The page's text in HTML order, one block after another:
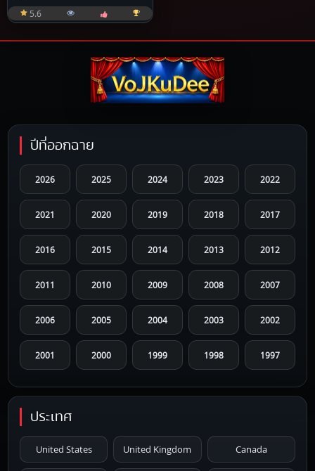
5.6
ปีที่ออกฉาย
2026 2025 2024 2023 2022
2021 2020 2019 2018 2017
2016 2015 2014 2013 2012
2011 2010 2009 2008 2007
2006 2005 2004 2003 2002
2001 2000 1999 1998 1997
1996 1995 1994 1993 1992
1986 1985 1984 1983 1982
ประเทศ
United States United Kingdom Canada